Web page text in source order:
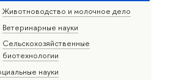
Животноводство и молочное дело
Ветеринарные науки
Сельскохозяйственные
биотехнологии
науки